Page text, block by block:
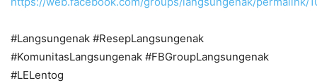
#Langsungenak #ResepLangsungenak
#KomunitasLangsungenak #FBGroupLangsungenak
#LELentog